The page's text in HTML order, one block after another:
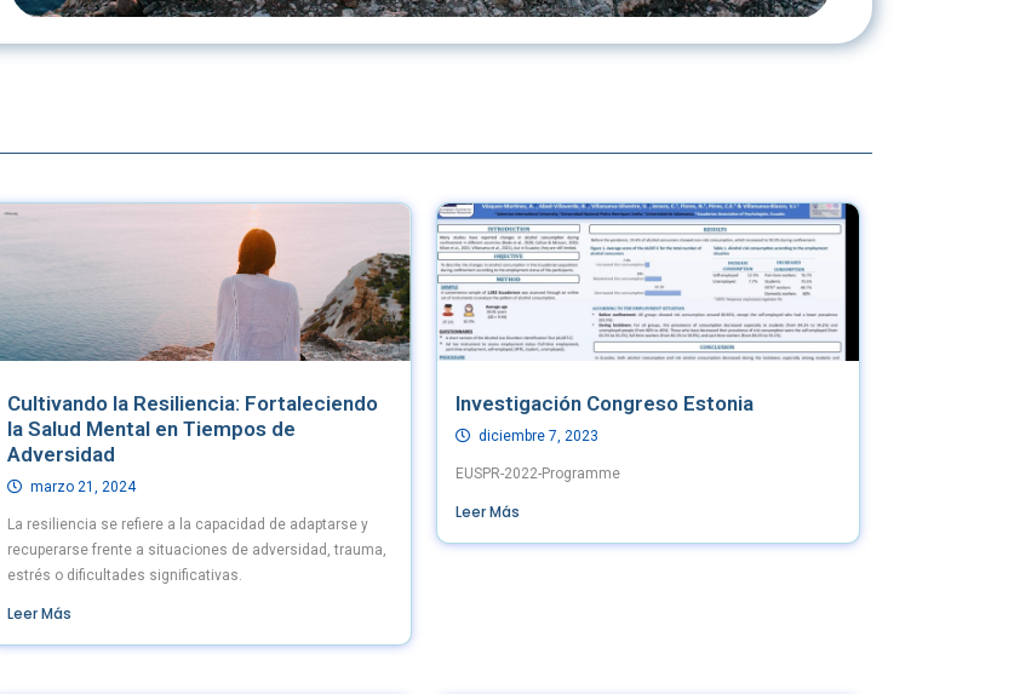
Cultivando la Resiliencia: Fortaleciendo
la Salud Mental en Tiempos de
Adversidad
marzo 21, 2024
La resiliencia se refiere a la capacidad de adaptarse y
recuperarse frente a situaciones de adversidad, trauma,
estrés o dificultades significativas.
Leer Más
Investigación Congreso Estonia
diciembre 7, 2023
EUSPR-2022-Programme
Leer Más